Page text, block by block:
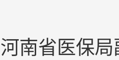
河南省医保